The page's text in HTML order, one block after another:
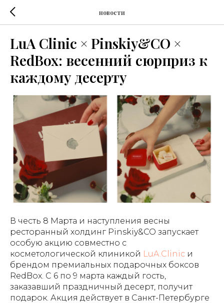
новости
LuA Clinic × Pinskiy&CO ×
RedBox: весенний сюрприз к
каждому десерту
В честь 8 Марта и наступления весны
ресторанный холдинг Pinskiy&CO запускает
особую акцию совместно с
косметологической клиникой LuA.Clinic и
брендом премиальных подарочных боксов
RedBox. С 6 по 9 марта каждый гость,
заказавший праздничный десерт, получит
подарок. Акция действует в Санкт-Петербурге